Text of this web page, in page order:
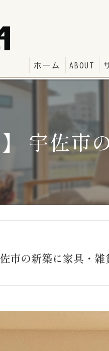
ホーム ABOUT
宇佐市
市の新築に家具・